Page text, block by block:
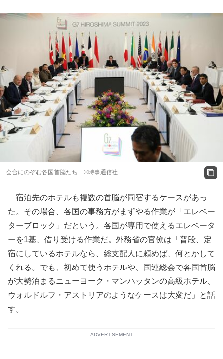
会合にのぞむ各国首脳たち ©時事通信社
宿泊先のホテルも複数の首脳が同宿するケースがあっ
た。その場合、各国の事務方がまずやる作業が「エレベー
ターブロック」だという。各国が専用で使えるエレベータ
ーを1基、借り受ける作業だ。外務省の官僚は「普段、定
宿にしているホテルなら、総支配人に頼めば、何とかして
くれる。でも、初めて使うホテルや、国連総会で各国首脳
が大勢泊まるニューヨーク・マンハッタンの高級ホテル、
ウォルドルフ・アストリアのようなケースは大変だ」と話
す。
ADVERTISEMENT